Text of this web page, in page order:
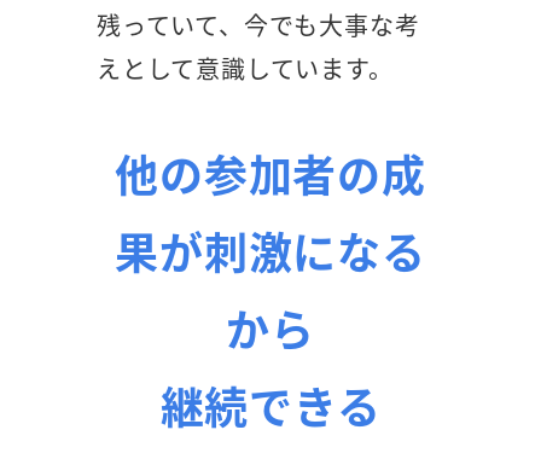
残っていて、今でも大事な考
えとして意識しています。
他の参加者の成
果が刺激になる
から
継続できる